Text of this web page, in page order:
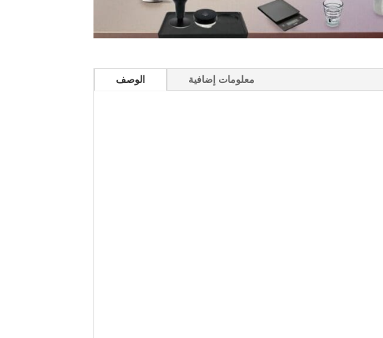
الوصف معلومات إضافية